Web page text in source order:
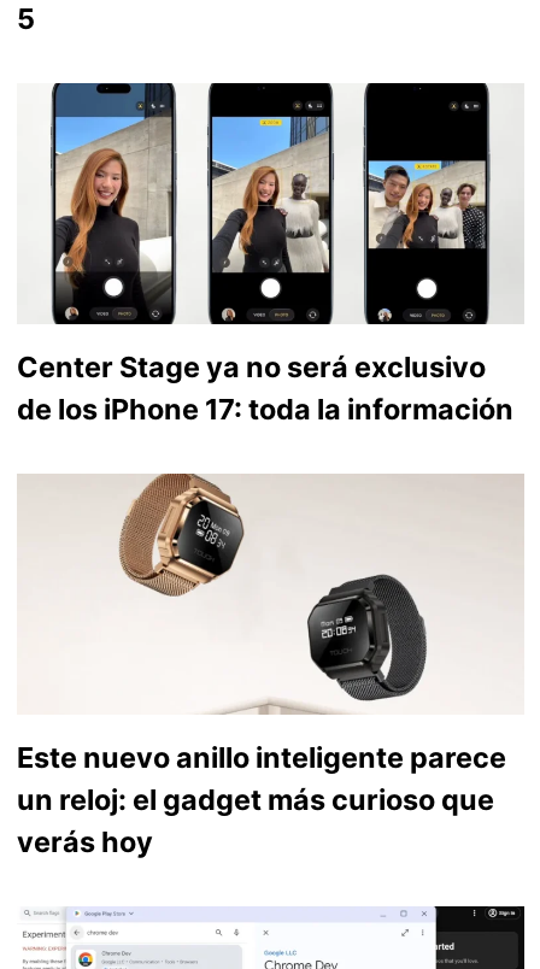
5
Center Stage ya no será exclusivo
de los iPhone 17: toda la información
Este nuevo anillo inteligente parece
un reloj: el gadget más curioso que
verás hoy